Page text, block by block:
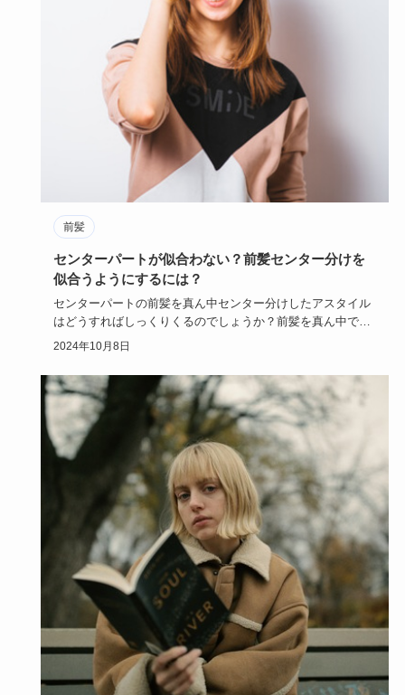
前髪
センターパートが似合わない？前髪センター分けを
似合うようにするには？
センターパートの前髪を真ん中センター分けしたアスタイル
はどうすればしっくりくるのでしょうか？前髪を真ん中でセ
ンター分けした…
2024年10月8日